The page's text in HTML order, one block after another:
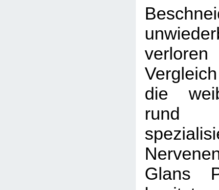
die
Glans